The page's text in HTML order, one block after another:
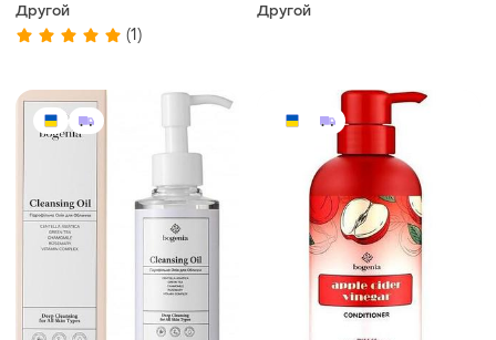
Другой
(1)
Другой